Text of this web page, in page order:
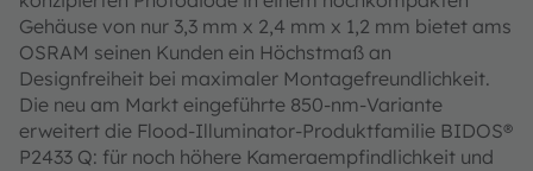
Gehäuse von nur 3,3 mm x 2,4 mm x 1,2 mm bietet ams
OSRAM seinen Kunden ein Höchstmaß an
Designfreiheit bei maximaler Montagefreundlichkeit.
Die neu am Markt eingeführte 850-nm-Variante
erweitert die Flood-Illuminator-Produktfamilie BIDOS®
P2433 Q: für noch höhere Kameraempfindlichkeit und